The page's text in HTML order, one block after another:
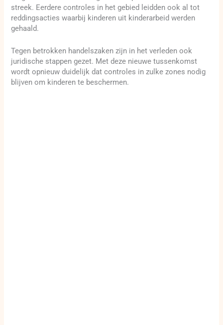
streek. Eerdere controles in het gebied leidden ook al tot
reddingsacties waarbij kinderen uit kinderarbeid werden
gehaald.
Tegen betrokken handelszaken zijn in het verleden ook
juridische stappen gezet. Met deze nieuwe tussenkomst
wordt opnieuw duidelijk dat controles in zulke zones nodig
blijven om kinderen te beschermen.